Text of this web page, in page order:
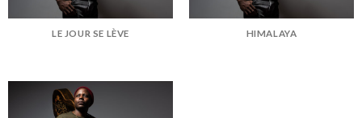
LE JOUR SE LÈVE HIMALAYA